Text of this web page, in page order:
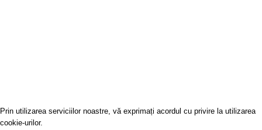
Prin utilizarea serviciilor noastre, vă exprimați acordul cu privire la utilizarea
cookie-urilor.